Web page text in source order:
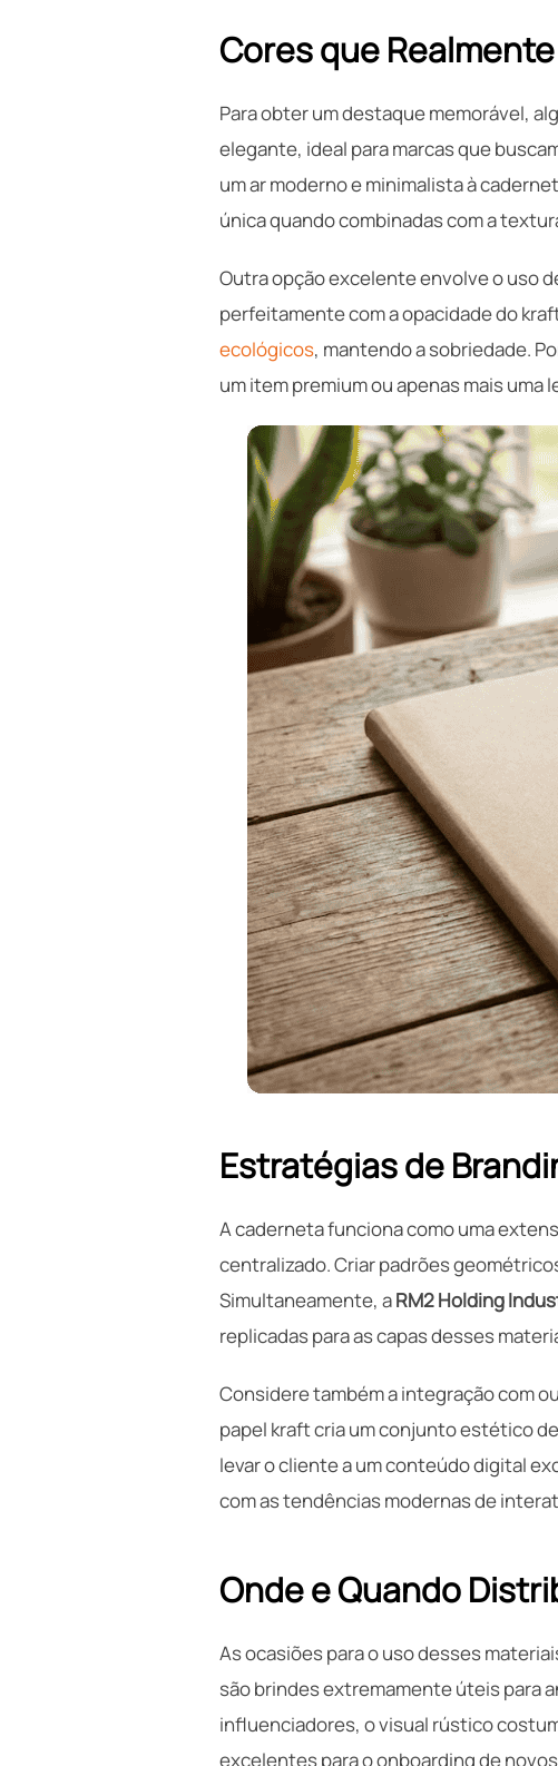
Cores que
Para obter um destaque memorável,
elegante, ideal para marcas que
um ar moderno e minimalista à
única quando combinadas com a
Outra opção excelente envolve o uso
perfeitamente com a opacidade do
ecológicos, mantendo a sobriedade.
um item premium ou apenas mais uma
Estratégias de
A caderneta funciona como uma
centralizado. Criar padrões
Simultaneamente, aRM2 Holding
replicadas para as capas desses
Considere também a integração com
papel kraft cria um conjunto estético
levar o cliente a um conteúdo digital
com as tendências modernas de
Onde e Quando
As ocasiões para o uso desses
são brindes extremamente úteis para
influenciadores, o visual rústico
excelentes para o onboarding de